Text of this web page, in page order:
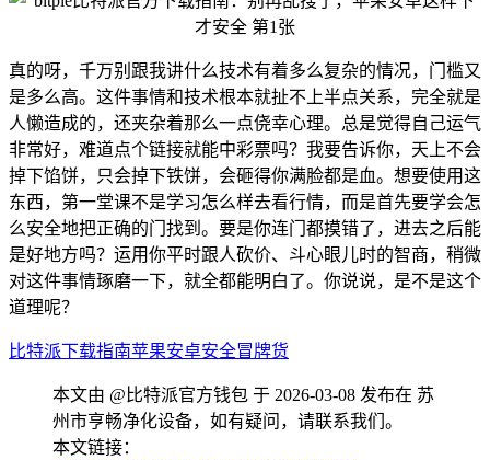
真的呀，千万别跟我讲什么技术有着多么复杂的情况，门槛又
是多么高。这件事情和技术根本就扯不上半点关系，完全就是
人懒造成的，还夹杂着那么一点侥幸心理。总是觉得自己运气
非常好，难道点个链接就能中彩票吗？我要告诉你，天上不会
掉下馅饼，只会掉下铁饼，会砸得你满脸都是血。想要使用这
东西，第一堂课不是学习怎么样去看行情，而是首先要学会怎
么安全地把正确的门找到。要是你连门都摸错了，进去之后能
是好地方吗？运用你平时跟人砍价、斗心眼儿时的智商，稍微
对这件事情琢磨一下，就全都能明白了。你说说，是不是这个
道理呢？
比特派下载指南苹果安卓安全冒牌货
本文由 @比特派官方钱包 于 2026-03-08 发布在 苏
州市亨畅净化设备，如有疑问，请联系我们。
本文链接：